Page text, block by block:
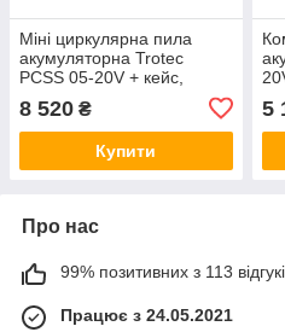
Міні циркулярна пила
акумуляторна Trotec
PCSS 05-20V + кейс,
Циркулярка акумуляторна
8 520 ₴
Купити
5
Про нас
99% позитивних з 113
Працює з 24.05.2021